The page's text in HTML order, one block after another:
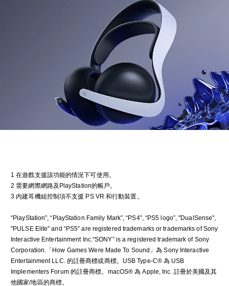
1 在遊戲支援該功能的情況下可使用。
2 需要網際網路及PlayStation的帳戶。
3 內建耳機組控制項不支援 PS VR 和行動裝置。
“PlayStation”, “PlayStation Family Mark”, “PS4”, “PS5 logo”, "DualSense",
"PULSE Elite" and “PS5” are registered trademarks or trademarks of Sony
Interactive Entertainment Inc.“SONY” is a registered trademark of Sony
Corporation.「How Games Were Made To Sound」為 Sony Interactive
Entertainment LLC. 的註冊商標或商標。USB Type-C® 為 USB
Implementers Forum 的註冊商標。macOS® 為 Apple, Inc. 註冊於美國及其
他國家/地區的商標。